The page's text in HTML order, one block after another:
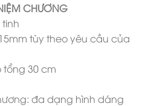
CHƯƠNG
tùy theo yêu cầu của
tổng 30 cm
đa dạng hình dáng